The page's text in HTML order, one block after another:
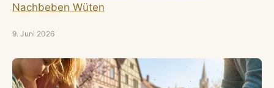
Nachbeben Wüten
9. Juni 2026